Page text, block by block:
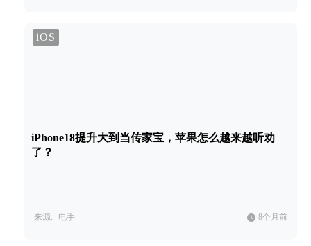
iOS
iPhone18提升大到当传家宝，苹果怎么越来越听劝
了？
来源: 电手 8个月前